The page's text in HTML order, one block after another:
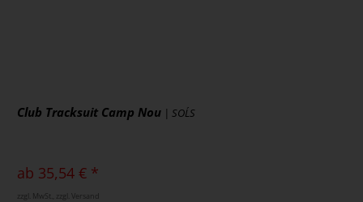
Club Tracksuit Camp Nou | SOL´S
ab 35,54 € *
zzgl. MwSt., zzgl. Versand